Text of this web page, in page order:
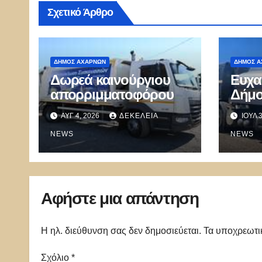
Σχετικό Άρθρο
ΔΉΜΟΣ ΑΧΑΡΝΏΝ
Δωρεά καινούργιου
απορριμματοφόρου
ΑΥΓ 4, 2026 ΔΕΚΈΛΕΙΑ
NEWS
ΔΉΜΟΣ
τον
ΙΟΎΛ
NEWS
Αφήστε μια απάντηση
Η ηλ. διεύθυνση σας δεν δημοσιεύεται. Τα
Σχόλιο *